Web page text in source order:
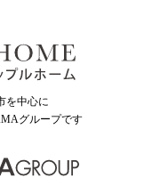
を中心に
グループです